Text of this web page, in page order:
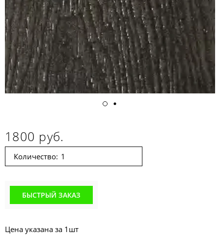
1800 руб.
Количество:
БЫСТРЫЙ ЗАКАЗ
Цена указана за 1шт